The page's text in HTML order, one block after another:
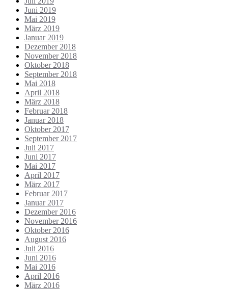
Juni 2019
Mai 2019
März 2019
Januar 2019
Dezember 2018
November 2018
Oktober 2018
September 2018
Mai 2018
April 2018
März 2018
Februar 2018
Januar 2018
Oktober 2017
September 2017
Juli 2017
Juni 2017
Mai 2017
April 2017
März 2017
Februar 2017
Januar 2017
Dezember 2016
November 2016
Oktober 2016
August 2016
Juli 2016
Juni 2016
Mai 2016
April 2016
März 2016